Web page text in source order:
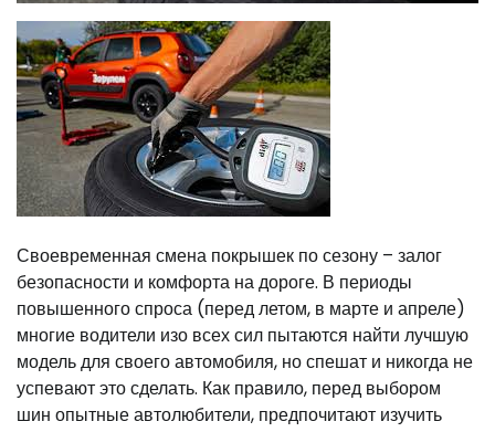
Своевременная смена покрышек по сезону – залог
безопасности и комфорта на дороге. В периоды
повышенного спроса (перед летом, в марте и апреле)
многие водители изо всех сил пытаются найти лучшую
модель для своего автомобиля, но спешат и никогда не
успевают это сделать. Как правило, перед выбором
шин опытные автолюбители, предпочитают изучить